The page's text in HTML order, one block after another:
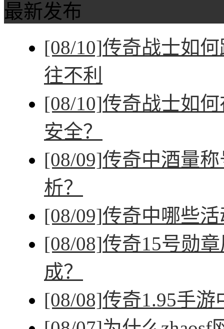
最新发布
[08/10]传奇战士如
往不利
[08/10]传奇战士如
安全？
[08/09]传奇中酒量
析？
[08/09]传奇中哪些
[08/08]传奇15号勋
成？
[08/08]传奇1.95手